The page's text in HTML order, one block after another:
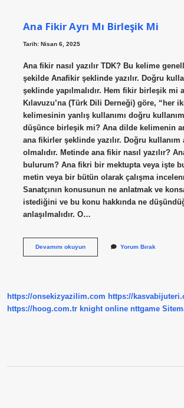
Ana Fikir Ayrı Mı Birleşik Mi
Tarih: Nisan 6, 2025
Ana fikir nasıl yazılır TDK? Bu kelime
şekilde Anafikir şeklinde yazılır. Doğru
şeklinde yapılmalıdır. Hem fikir birleşik mi
Kılavuzu’na (Türk Dili Derneği) göre, “her
kelimesinin yanlış kullanımı doğru
düşünce birleşik mi? Ana dilde kelimenin
ana fikirler şeklinde yazılır. Doğru
olmalıdır. Metinde ana fikir nasıl yazılır?
bulurum? Ana fikri bir mektupta veya işte
metin veya bir bütün olarak çalışma
Sanatçının konusunun ne anlatmak ve
istediğini ve bu konu hakkında ne
anlaşılmalıdır. O…
Devamını okuyunAna
Yorum Bırak
https://onsekizyazilim.com https://
https://hoog.com.tr knight online nttgame